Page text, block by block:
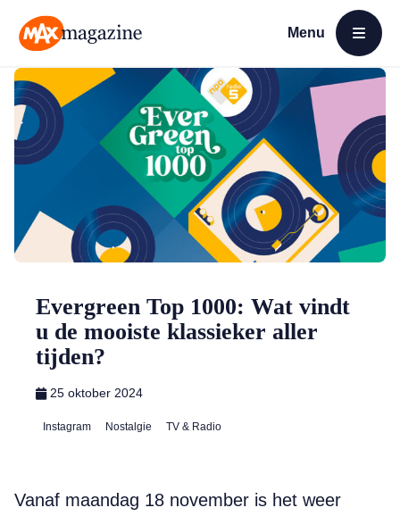
Menu
Open menu
Evergreen Top 1000: Wat vindt
u de mooiste klassieker aller
tijden?
25 oktober 2024
Instagram Nostalgie TV & Radio
Vanaf maandag 18 november is het weer